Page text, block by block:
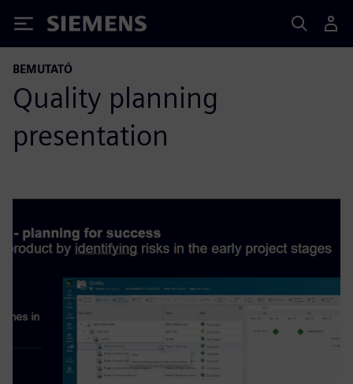
Siemens
BEMUTATÓ
Quality planning
presentation